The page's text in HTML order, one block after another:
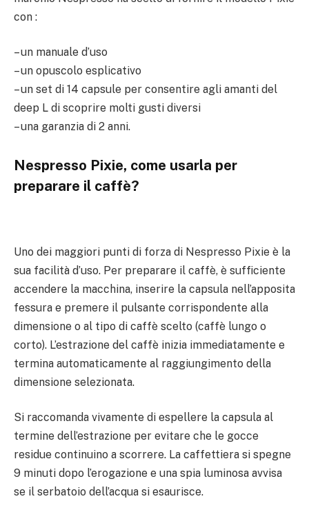
con :
– un manuale d’uso
– un opuscolo esplicativo
– un set di 14 capsule per consentire agli amanti del
deep L di scoprire molti gusti diversi
– una garanzia di 2 anni.
Nespresso Pixie, come usarla per
preparare il caffè?
Uno dei maggiori punti di forza di Nespresso Pixie è la
sua facilità d’uso. Per preparare il caffè, è sufficiente
accendere la macchina, inserire la capsula nell’apposita
fessura e premere il pulsante corrispondente alla
dimensione o al tipo di caffè scelto (caffè lungo o
corto). L’estrazione del caffè inizia immediatamente e
termina automaticamente al raggiungimento della
dimensione selezionata.
Si raccomanda vivamente di espellere la capsula al
termine dell’estrazione per evitare che le gocce
residue continuino a scorrere. La caffettiera si spegne
9 minuti dopo l’erogazione e una spia luminosa avvisa
se il serbatoio dell’acqua si esaurisce.